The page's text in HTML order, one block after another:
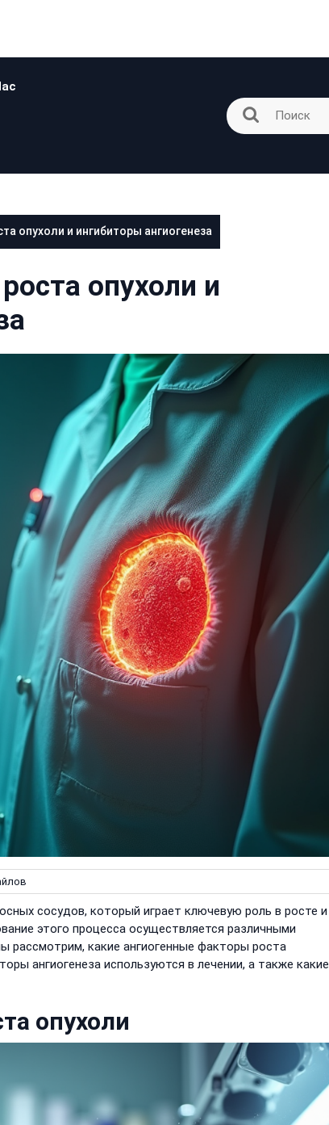
опухоли и ингибиторы ангиогенеза
опухоли и
сосудов, который играет ключевую роль в росте и
этого процесса осуществляется различными
рассмотрим, какие ангиогенные факторы роста
ангиогенеза используются в лечении, а также какие
опухоли